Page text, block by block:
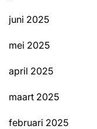
juni 2025
mei 2025
april 2025
maart 2025
februari 2025